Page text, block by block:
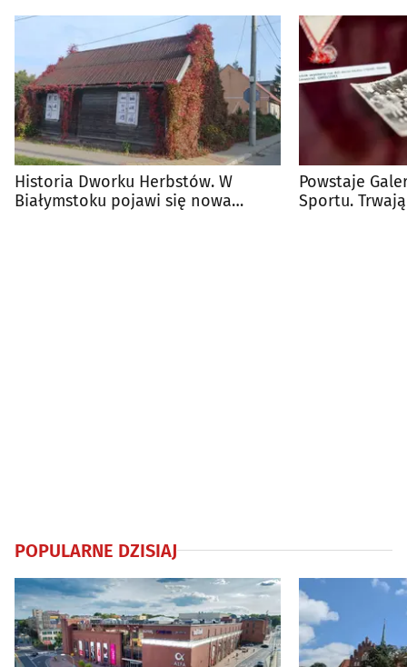
Historia Dworku Herbstów. W
Białymstoku pojawi się nowa
Powstaje
Sportu.
POPULARNE DZISIAJ